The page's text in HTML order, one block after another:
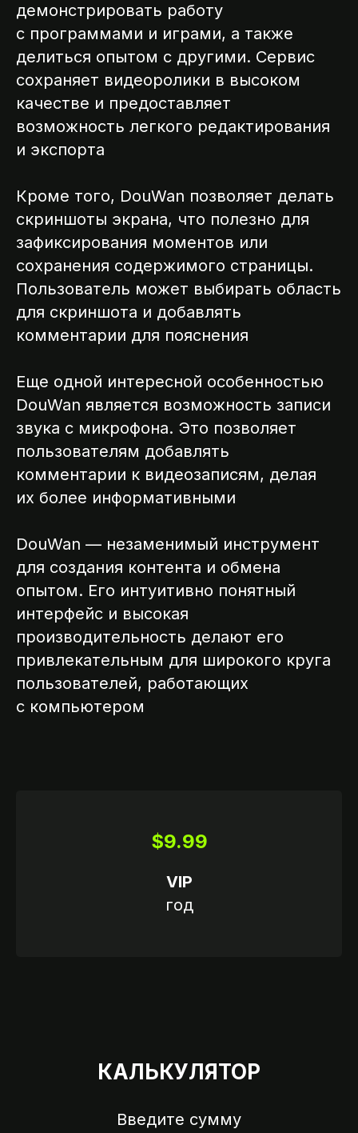
демонстрировать работу
с программами и играми, а также
делиться опытом с другими. Сервис
сохраняет видеоролики в высоком
качестве и предоставляет
возможность легкого редактирования
и экспорта
Кроме того, DouWan позволяет делать
скриншоты экрана, что полезно для
зафиксирования моментов или
сохранения содержимого страницы.
Пользователь может выбирать область
для скриншота и добавлять
комментарии для пояснения
Еще одной интересной особенностью
DouWan является возможность записи
звука с микрофона. Это позволяет
пользователям добавлять
комментарии к видеозаписям, делая
их более информативными
DouWan — незаменимый инструмент
для создания контента и обмена
опытом. Его интуитивно понятный
интерфейс и высокая
производительность делают его
привлекательным для широкого круга
пользователей, работающих
с компьютером
$9.99
VIP
год
Введите сумму
КАЛЬКУЛЯТОР